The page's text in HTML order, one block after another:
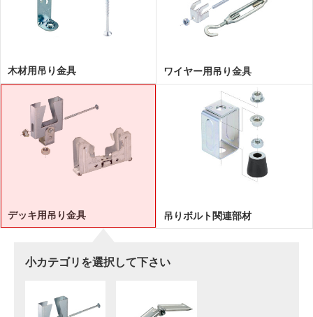
木材用吊り金具 ワイヤー用吊り金具
デッキ用吊り金具
小カテゴリを選択して下さい
吊りボルト関連部材